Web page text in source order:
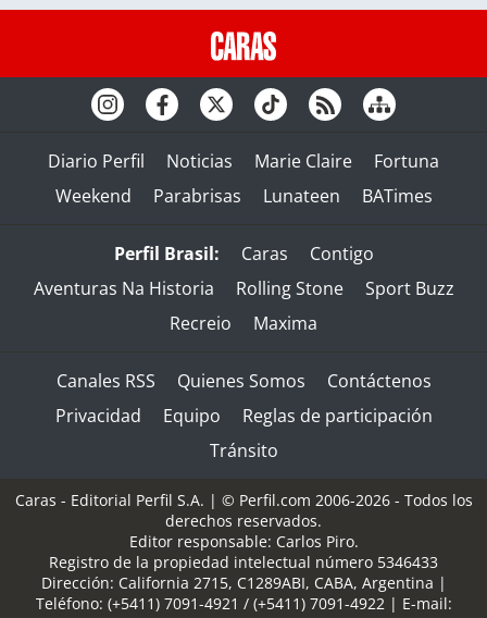
Diario Perfil Noticias Marie Claire
Fortuna
Weekend
Parabrisas Lunateen BATimes
Perfil Brasil: Caras
Contigo
Aventuras Na Historia
Rolling Stone
Sport Buzz
Recreio
Maxima
Canales RSS Quienes Somos
Contáctenos
Privacidad
Equipo
Reglas de participación
Tránsito
Caras - Editorial Perfil S.A. | © Perfil.com 2006-2026 - Todos los
derechos reservados.
Editor responsable: Carlos Piro.
Registro de la propiedad intelectual número 5346433
Dirección: California 2715, C1289ABI, CABA, Argentina |
Teléfono: (+5411) 7091-4921 / (+5411) 7091-4922| E-mail: